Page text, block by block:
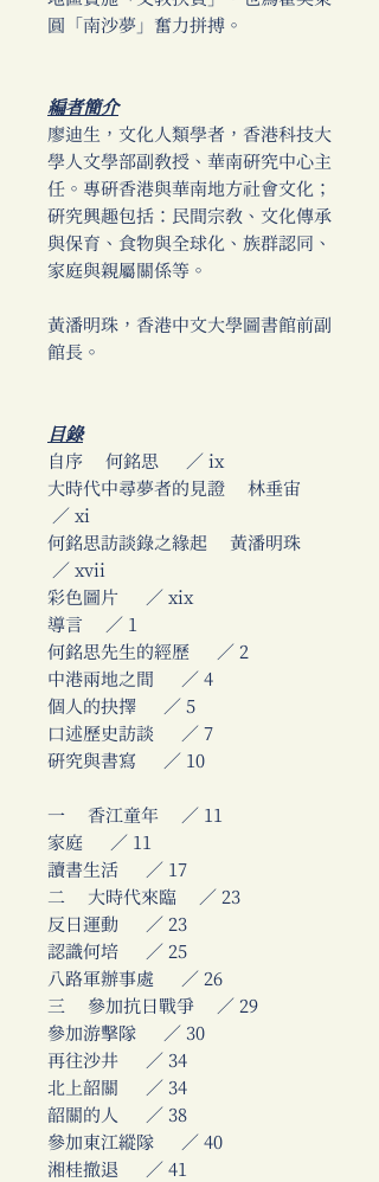
圓「南沙夢」奮力拼搏。
編者簡介
廖迪生，文化人類學者，香港科技大
學人文學部副教授、華南研究中心主
任。專研香港與華南地方社會文化；
研究興趣包括：民間宗教、文化傳承
與保育、食物與全球化、族群認同、
家庭與親屬關係等。
黃潘明珠，香港中文大學圖書館前副
館長。
目錄
自序 何銘思 ／ ix
大時代中尋夢者的見證 林垂宙
／ xi
何銘思訪談錄之緣起 黃潘明珠
／ xvii
彩色圖片 ／ xix
導言 ／ 1
何銘思先生的經歷 ／ 2
中港兩地之間 ／ 4
個人的抉擇 ／ 5
口述歷史訪談 ／ 7
研究與書寫 ／ 10
一 香江童年 ／ 11
家庭 ／ 11
讀書生活 ／ 17
二 大時代來臨 ／ 23
反日運動 ／ 23
認識何培 ／ 25
八路軍辦事處 ／ 26
三 參加抗日戰爭 ／ 29
參加游擊隊 ／ 30
再往沙井 ／ 34
北上韶關 ／ 34
韶關的人 ／ 38
參加東江縱隊 ／ 40
湘桂撤退 ／ 41